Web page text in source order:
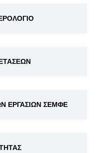
ΕΡΓΑΣΙΩΝ ΣΕΜΦΕ